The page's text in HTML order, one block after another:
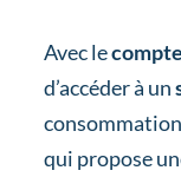
Avec le
d’accéder à un
consommation
qui propose